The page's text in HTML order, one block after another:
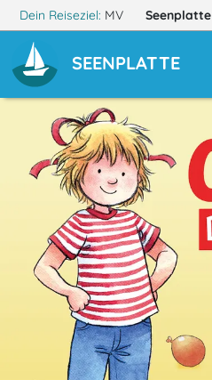
Dein Reiseziel: MV Seenplatte
SEENPLATTE